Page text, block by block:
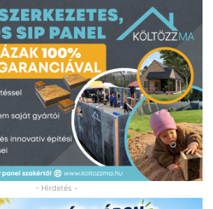
- Hirdetés -